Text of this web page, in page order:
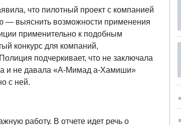
что пилотный проект с компанией
— выяснить возможности применения
применительно к подобным
конкурс для компаний,
подчеркивает, что не заключала
и не давала «А-Мимад а-Хамиши»
с ней.
работу. В отчете идет речь о